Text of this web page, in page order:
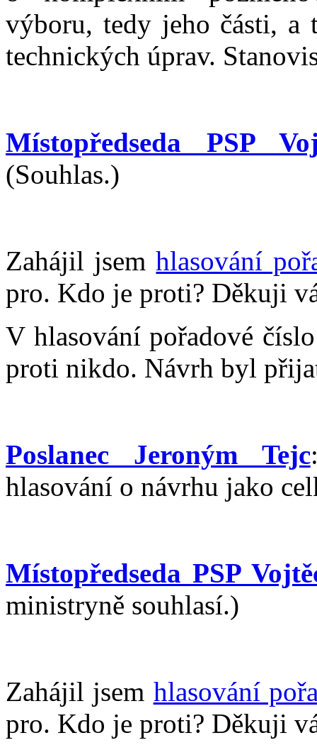
výboru, tedy jeho části, a
technických úprav.
Místopředseda PSP
(Souhlas.)
Zahájil jsemhlasování
pro. Kdo je proti? Děkuji
V hlasování pořadové
proti nikdo. Návrh byl
Poslanec Jeroným Tejc
hlasování o návrhu jako
Místopředseda PSP
ministryně souhlasí.)
Zahájil jsem hlasování
pro. Kdo je proti? Děkuji